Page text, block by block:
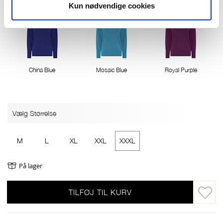
Kun nødvendige cookies
China Blue Mosaic Blue Royal Purple
Vælg Størrelse
M L XL XXL XXXL
På lager
TILFØJ TIL KURV